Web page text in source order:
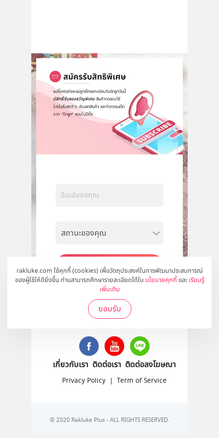
rakluke.com ใช้คุกกี้ (cookies) เพื่อวัตถุประสงค์ในการพัฒนาประสบการณ์
ของผู้ใช้ให้ดียิ่งขึ้น ท่านสามารถศึกษารายละเอียดได้ใน นโยบายคุกกี้ และ เรียนรู้
เพิ่มเติม
ยอมรับ
สมัคร
ติดตามเราได้ที่
เกี่ยวกับเรา ติดต่อเรา ติดต่อลงโฆษณา
Privacy Policy | Term of Service
© 2020 Rakluke Plus - ALL RIGHTS RESERVED.